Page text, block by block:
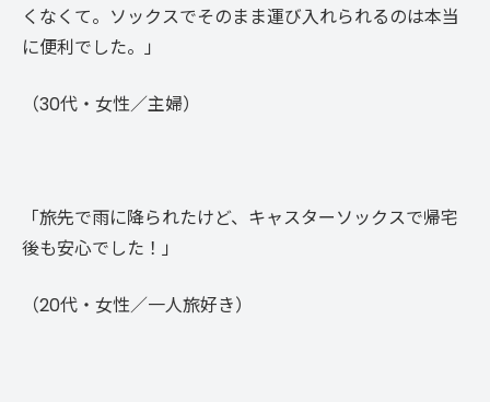
くなくて。ソックスでそのまま運び入れられるのは本当
に便利でした。」
（30代・女性／主婦）
「旅先で雨に降られたけど、キャスターソックスで帰宅
後も安心でした！」
（20代・女性／一人旅好き）